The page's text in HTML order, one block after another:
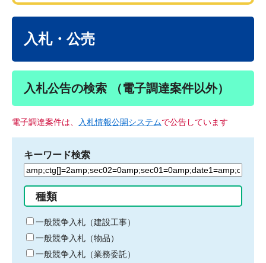
入札・公売
入札公告の検索 （電子調達案件以外）
電子調達案件は、 入札情報公開システムで公告しています
キーワード検索
検
る
キ
ー
ワ
ー
種類
一般競争入札（建設工事）
一般競争入札（物品）
一般競争入札（業務委託）